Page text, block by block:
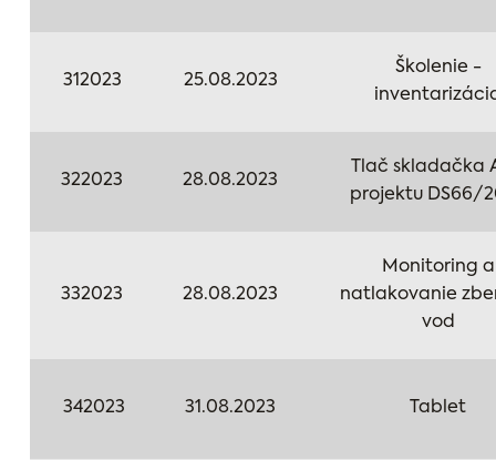
312023 25.08.2023
Školenie -
322023 28.08.2023
Tlač skladačka
projektu DS66/
332023 28.08.2023
Monitoring a
natlakovanie
vod
342023 31.08.2023 Tablet